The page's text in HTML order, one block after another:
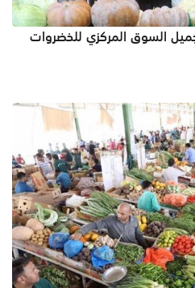
السوق المركزي للخضروات